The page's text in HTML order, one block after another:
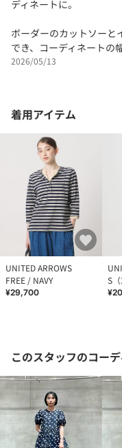
ディネートに。
ボーダーのカットソーと
でき、コーディネートの
2026/05/13
着用アイテム
UNITED ARROWS
FREE / NAVY
¥29,700
S
このスタッフのコー